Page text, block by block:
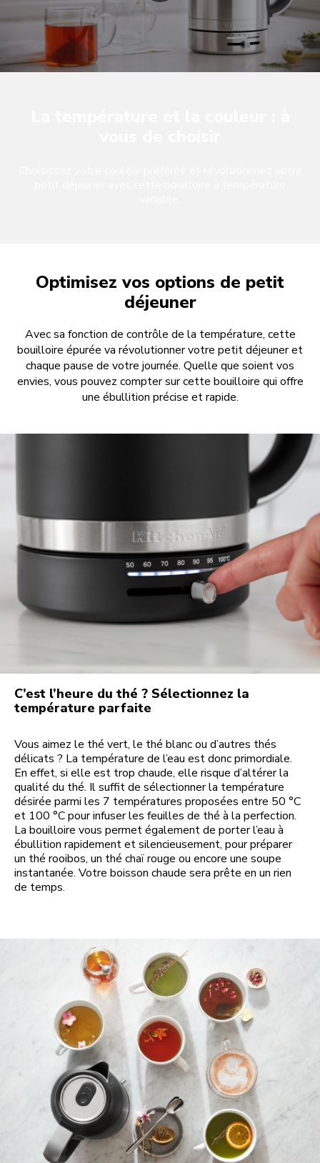
Optimisez vos options de petit
déjeuner
Avec sa fonction de contrôle de la température, cette
bouilloire épurée va révolutionner votre petit déjeuner et
chaque pause de votre journée. Quelle que soient vos
envies, vous pouvez compter sur cette bouilloire qui offre
une ébullition précise et rapide.
C’est l’heure du thé ? Sélectionnez la
température parfaite
Vous aimez le thé vert, le thé blanc ou d’autres thés
délicats ? La température de l’eau est donc primordiale.
En effet, si elle est trop chaude, elle risque d’altérer la
qualité du thé. Il suffit de sélectionner la température
désirée parmi les 7 températures proposées entre 50 °C
et 100 °C pour infuser les feuilles de thé à la perfection.
La bouilloire vous permet également de porter l’eau à
ébullition rapidement et silencieusement, pour préparer
un thé rooibos, un thé chaï rouge ou encore une soupe
instantanée. Votre boisson chaude sera prête en un rien
de temps.